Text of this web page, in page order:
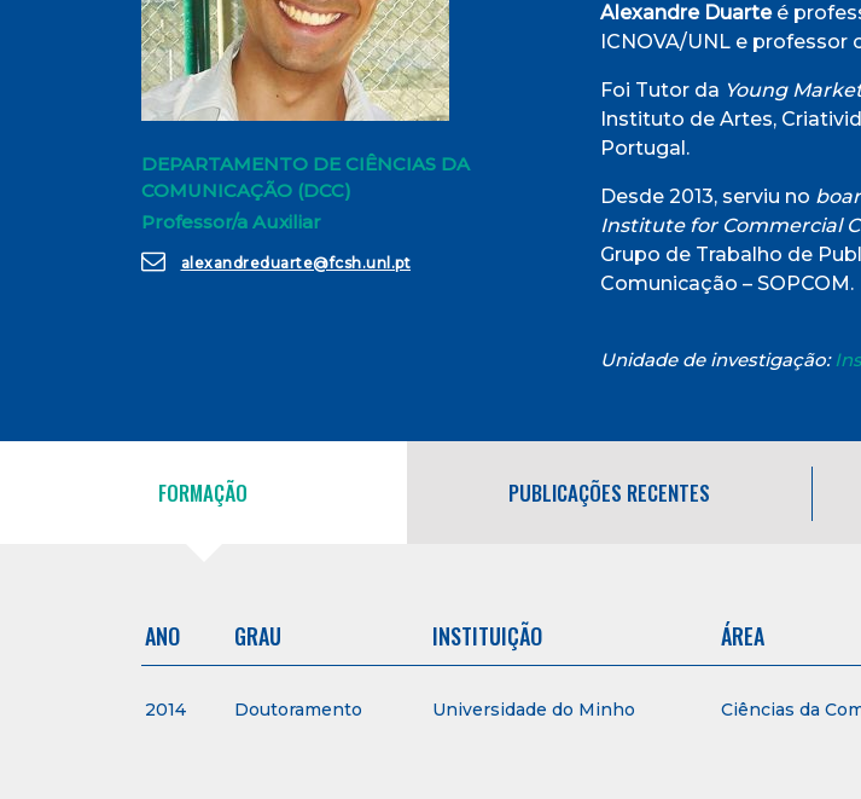
DEPARTAMENTO DE CIÊNCIAS DA
COMUNICAÇÃO (DCC)
Professor/a Auxiliar
alexandreduarte@fcsh.unl.pt
Alexandre Duarteé
ICNOVA/UNL e professor
Foi Tutor da Young
Instituto de Artes,
Portugal.
Desde 2013, serviu no
Institute for Commercial
Grupo de Trabalho de
Comunicação – SOPCOM.
Unidade de investigação:
FORMAÇÃO PUBLICAÇÕES RECENTES
ANO GRAU INSTITUIÇÃO ÁREA
2014 Doutoramento Universidade do Minho Ciências da